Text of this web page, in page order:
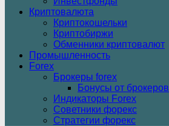
Криптовалюта
Криптокошельки
Криптобиржи
Обменники криптовалют
Промышленность
Forex
Брокеры forex
Бонусы от брокеров
Индикаторы Forex
Советники форекс
Стратегии форекс